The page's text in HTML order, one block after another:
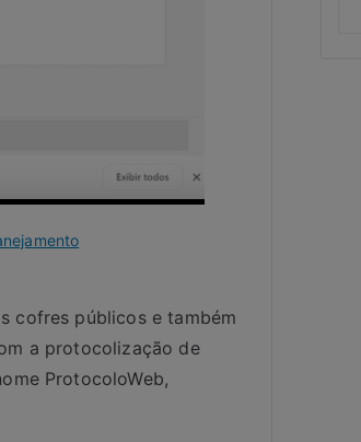
cofres públicos e também
a protocolização de
ProtocoloWeb,